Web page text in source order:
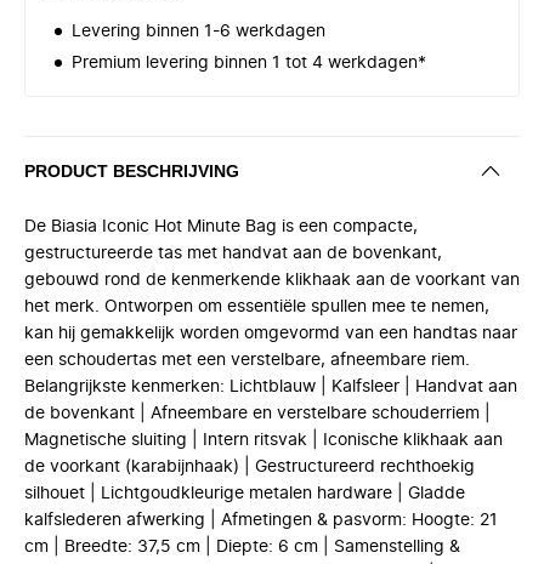
Levering binnen 1-6 werkdagen
Premium levering binnen 1 tot 4 werkdagen*
PRODUCT BESCHRIJVING
De Biasia Iconic Hot Minute Bag is een compacte,
gestructureerde tas met handvat aan de bovenkant,
gebouwd rond de kenmerkende klikhaak aan de voorkant van
het merk. Ontworpen om essentiële spullen mee te nemen,
kan hij gemakkelijk worden omgevormd van een handtas naar
een schoudertas met een verstelbare, afneembare riem.
Belangrijkste kenmerken: Lichtblauw | Kalfsleer | Handvat aan
de bovenkant | Afneembare en verstelbare schouderriem |
Magnetische sluiting | Intern ritsvak | Iconische klikhaak aan
de voorkant (karabijnhaak) | Gestructureerd rechthoekig
silhouet | Lichtgoudkleurige metalen hardware | Gladde
kalfslederen afwerking | Afmetingen & pasvorm: Hoogte: 21
cm | Breedte: 37,5 cm | Diepte: 6 cm | Samenstelling &